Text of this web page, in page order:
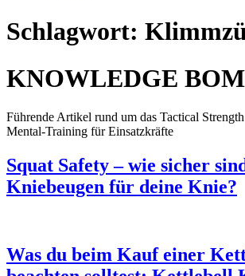
Schlagwort:
KNOWLEDGE
Führende Artikel rund um das Tactical
Mental-Training für Einsatzkräfte
Squat Safety – wie sicher
Kniebeugen für deine Knie?
Was du beim Kauf einer